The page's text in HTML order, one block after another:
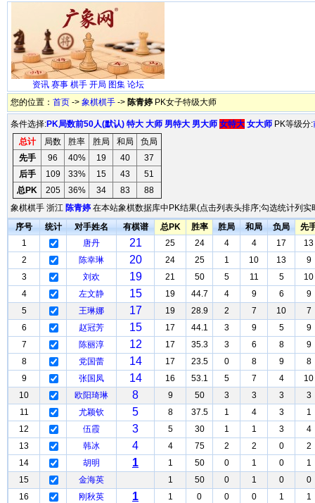
资讯 赛事 棋手 开局 图集 论坛
您的位置： 首页 -> 象棋棋手 -> 陈青婷 PK女子特级大师
条件选择:PK局数前50人(默认) 特大 大师 男特大 男大师 女特大 女大师 PK等级分:
总计
局数 胜率 胜局 和局
负局
先手
96 40% 19 40
37
后手
109 33% 15 43
51
总PK
205 36% 34 83
88
象棋棋手 浙江 陈青婷 在本站象棋数据库中PK结果(点击列表头排序;勾选统计列
序号
统计 对手姓名 有棋谱 总PK 胜率 胜局 和局 负局
先
1
唐丹 21 25 24 4 4 17
13
2
陈幸琳 20 24 25 1 10 13
9
3
刘欢 19 21 50 5 11 5
10
4
左文静 15 19 44.7 4 9 6
9
5
王琳娜 17 19 28.9 2 7 10
7
6
赵冠芳 15 17 44.1 3 9 5
9
7
陈丽淳 12 17 35.3 3 6 8
9
8
党国蕾 14 17 23.5 0 8 9
8
9
张国凤 14 16 53.1 5 7 4
10
10
欧阳琦琳 8 9 50 3 3 3
3
11
尤颖钦 5 8 37.5 1 4 3
1
12
伍霞 3 5 30 1 1 3
4
13
韩冰 4 4 75 2 2 0
2
14
胡明 1 1 50 0 1 0
1
15
金海英 1 50 0 1 0
0
16
刚秋英 1 1 0 0 0 1
1